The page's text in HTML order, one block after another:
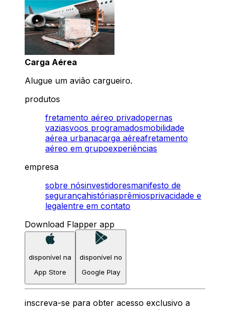
Carga Aérea
Alugue um avião cargueiro.
produtos
fretamento aéreo privadopernas
vaziasvoos programadosmobilidade
aérea urbanacarga aéreafretamento
aéreo em grupoexperiências
empresa
sobre nósinvestidoresmanifesto de
segurançahistóriasprêmiosprivacidade e
legalentre em contato
Download Flapper app
disponível na
App Store
disponível no
Google Play
inscreva-se para obter acesso exclusivo a